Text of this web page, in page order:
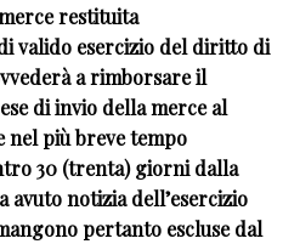
restituita
valido esercizio del diritto di
a rimborsare il
di invio della merce al
nel più breve tempo
30 (trenta) giorni dalla
avuto notizia dell’esercizio
pertanto escluse dal